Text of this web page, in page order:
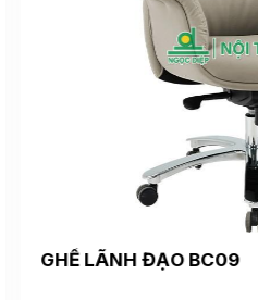
GHẾ LÃNH ĐẠO BC09